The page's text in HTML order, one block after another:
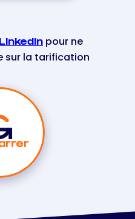
LinkedInpour ne
sur la tarification